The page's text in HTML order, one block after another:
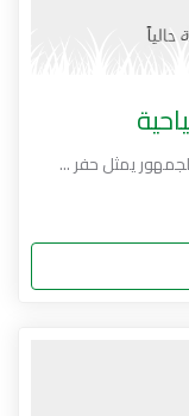
يمثل حفر ...